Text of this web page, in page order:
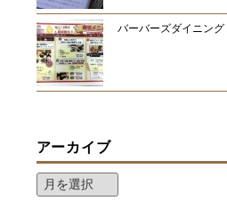
バーバーズダイニン
アーカイブ